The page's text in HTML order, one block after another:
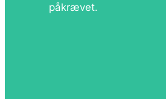
påkrævet.